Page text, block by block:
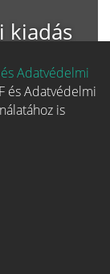
kiadás
MŰVÉSZ
100%
és Adatvédelmi
és Adatvédelmi
is